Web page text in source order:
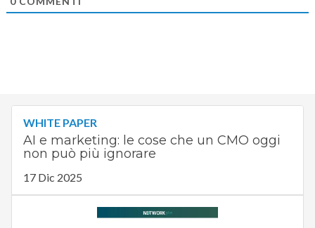
WHITE PAPER
AI e marketing: le cose che un CMO oggi
non può più ignorare
17 Dic 2025